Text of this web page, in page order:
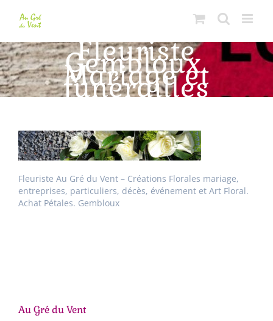
contenu
Fleuriste
Gembloux.
Mariage et
funérailles
Fleuriste Au Gré du Vent – Créations Florales mariage,
entreprises, particuliers, décès, événement et Art Floral.
Achat Pétales. Gembloux
Au Gré du Vent